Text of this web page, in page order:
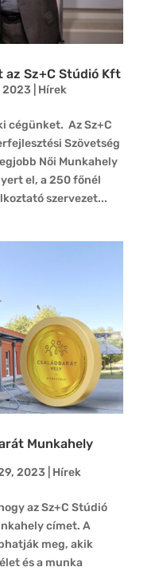
az Sz+C Stúdió Kft
2023 Hírek
cégünket. Az Sz+C
Szövetség
Női Munkahely
el, a 250 főnél
szervezet...
Munkahely
2023 Hírek
az Sz+C Stúdió
címet. A
meg, akik
és a munka